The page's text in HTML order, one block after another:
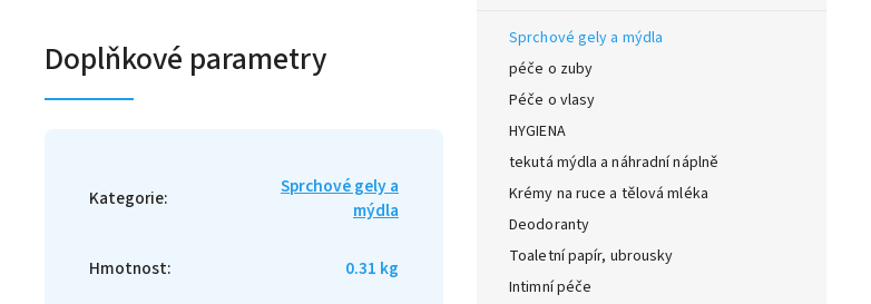
Sprchové gely a mýdla
péče o zuby
Péče o vlasy
HYGIENA
tekutá mýdla a náhradní náplně
Krémy na ruce a tělová mléka
Deodoranty
Toaletní papír, ubrousky
Intimní péče
Doplňkové parametry
Kategorie:
Sprchové gely a
mýdla
Hmotnost: 0.31 kg